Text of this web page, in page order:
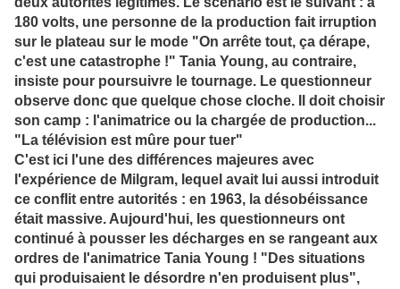
180 volts, une personne de la production fait irruption
sur le plateau sur le mode "On arrête tout, ça dérape,
c'est une catastrophe !" Tania Young, au contraire,
insiste pour poursuivre le tournage. Le questionneur
observe donc que quelque chose cloche. Il doit choisir
son camp : l'animatrice ou la chargée de production...
"La télévision est mûre pour tuer"
C'est ici l'une des différences majeures avec
l'expérience de Milgram, lequel avait lui aussi introduit
ce conflit entre autorités : en 1963, la désobéissance
était massive. Aujourd'hui, les questionneurs ont
continué à pousser les décharges en se rangeant aux
ordres de l'animatrice Tania Young ! "Des situations
qui produisaient le désordre n'en produisent plus",